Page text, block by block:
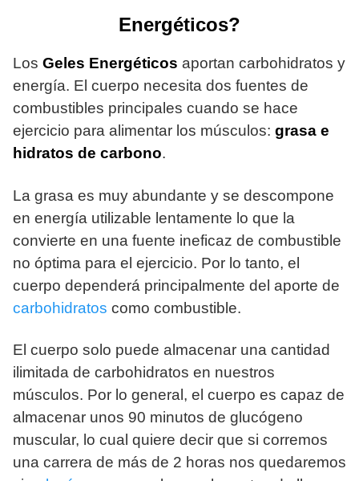
Energéticos?
Los Geles Energéticos aportan carbohidratos y
energía. El cuerpo necesita dos fuentes de
combustibles principales cuando se hace
ejercicio para alimentar los músculos: grasa e
hidratos de carbono.
La grasa es muy abundante y se descompone
en energía utilizable lentamente lo que la
convierte en una fuente ineficaz de combustible
no óptima para el ejercicio. Por lo tanto, el
cuerpo dependerá principalmente del aporte de
carbohidratos como combustible.
El cuerpo solo puede almacenar una cantidad
ilimitada de carbohidratos en nuestros
músculos. Por lo general, el cuerpo es capaz de
almacenar unos 90 minutos de glucógeno
muscular, lo cual quiere decir que si corremos
una carrera de más de 2 horas nos quedaremos